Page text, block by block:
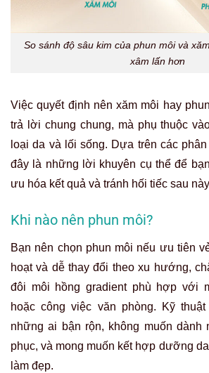
So sánh độ sâu kim của phun môi và
xâm lấn hơn
Việc quyết định nên xăm môi hay
trả lời chung chung, mà phụ thuộc
loại da và lối sống. Dựa trên các
đây là những lời khuyên cụ thể để
ưu hóa kết quả và tránh hối tiếc sau
Khi nào nên phun môi?
Bạn nên chọn phun môi nếu ưu tiên
hoạt và dễ thay đổi theo xu hướng,
đôi môi hồng gradient phù hợp với
hoặc công việc văn phòng. Kỹ
những ai bận rộn, không muốn dành
phục, và mong muốn kết hợp dưỡng
làm đẹp.